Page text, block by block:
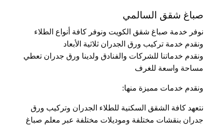
صباغ شقق السالمي
نوفر خدمة صباغ شقق الكويت ونوفر كافة أنواع الطلاء
ونقدم خدمة تركيب ورق الجدران ثلاثية الأبعاد
ونقدم خدماتنا للشركات والفنادق ولدينا ورق جدران تعطي
مساحة واسعة للغرف
ونقدم خدمات مميزة منها:
نتعهد كافة الشقق السكنية للطلاء الجدران وتركيب ورق
جدران بنقشات مختلفة وموديلات مختلفة عبر معلم صباغ